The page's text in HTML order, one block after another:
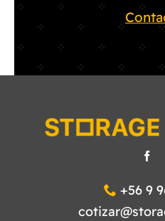
+56 9